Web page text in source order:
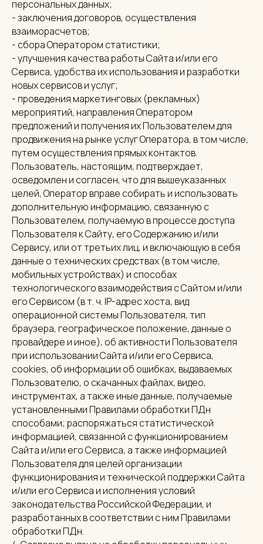
персональных данных;
- заключения договоров, осуществления
взаиморасчетов;
- сбора Оператором статистики;
- улучшения качества работы Сайта и/или его
Сервиса, удобства их использования и разработки
новых сервисов и услуг;
- проведения маркетинговых (рекламных)
мероприятий, направления Оператором
предложений и получения их Пользователем для
продвижения на рынке услуг Оператора, в том числе,
путем осуществления прямых контактов.
Пользователь, настоящим, подтверждает,
осведомлен и согласен, что для вышеуказанных
целей, Оператор вправе собирать и использовать
дополнительную информацию, связанную с
Пользователем, получаемую в процессе доступа
Пользователя к Сайту, его Содержанию и/или
Сервису, или от третьих лиц, и включающую в себя
данные о технических средствах (в том числе,
мобильных устройствах) и способах
технологического взаимодействия с Сайтом и/или
его Сервисом (в т. ч. IP-адрес хоста, вид
операционной системы Пользователя, тип
браузера, географическое положение, данные о
провайдере и иное), об активности Пользователя
при использовании Сайта и/или его Сервиса,
cookies, об информации об ошибках, выдаваемых
Пользователю, о скачанных файлах, видео,
инструментах, а также иные данные, получаемые
установленными Правилами обработки ПДн
способами; распоряжаться статистической
информацией, связанной с функционированием
Сайта и/или его Сервиса, а также информацией
Пользователя для целей организации
функционирования и технической поддержки Сайта
и/или его Сервиса и исполнения условий
законодательства Российской Федерации, и
разработанных в соответствии с ним Правилами
обработки ПДн.